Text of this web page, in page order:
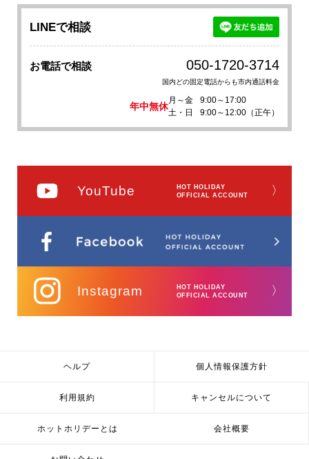
LINEで相談
お電話で相談 050-1720-3714
国内どの固定電話からも市内通話料金
年中無休
月～金
9:00～17:00
土・日
9:00～12:00（正午）
YouTube
HOT HOLIDAY
OFFICIAL ACCOUNT
〉
Instagram
HOT HOLIDAY
OFFICIAL ACCOUNT
〉
ヘルプ 個人情報保護方針
利用規約 キャンセルについて
ホットホリデーとは 会社概要